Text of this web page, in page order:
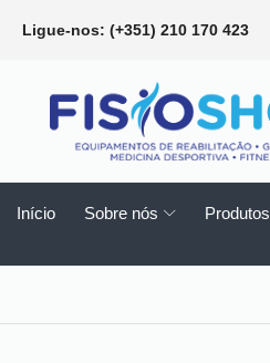
Ligue-nos: (+351) 210 170 423
Início Sobre nós Produtos